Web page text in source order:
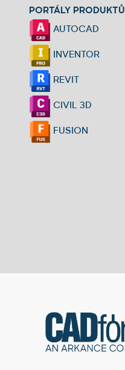
PORTÁLY PRODUKTŮ
AUTOCAD
INVENTOR
REVIT
CIVIL 3D
FUSION